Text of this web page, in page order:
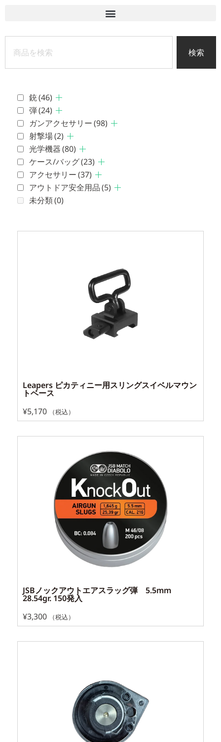
検索
銃(46)
弾(24)
ガンアクセサリー(98)
射撃場(2)
光学機器(80)
ケース/バッグ(23)
アクセサリー(37)
アウトドア安全用品(5)
未分類(0)
Leapers ピカティニー用スリングスイベルマウン
トベース
¥5,170 （税込）
JSBノックアウトエアスラッグ弾 5.5mm
28.54gr. 150発入
¥3,300 （税込）